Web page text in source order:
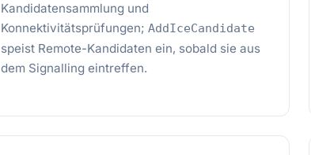
Kandidatensammlung und
Konnektivitätsprüfungen; AddIceCandidate
speist Remote-Kandidaten ein, sobald sie aus
dem Signalling eintreffen.